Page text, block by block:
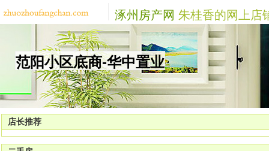
涿州房产网 朱桂香的网上店
范阳小区底商-华中置业
店长推荐